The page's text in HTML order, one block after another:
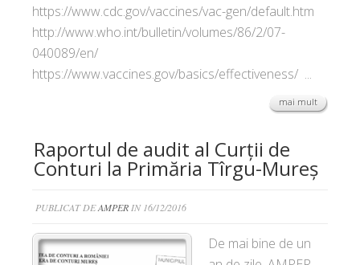
https://www.cdc.gov/vaccines/vac-gen/default.htm
http://www.who.int/bulletin/volumes/86/2/07-
040089/en/
https://www.vaccines.gov/basics/effectiveness/ ...
mai mult
Raportul de audit al Curții de
Conturi la Primăria Tîrgu-Mureș
PUBLICAT DEAMPER IN 16/12/2016
De mai bine de un